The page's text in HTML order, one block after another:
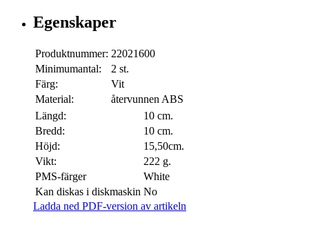
Egenskaper
Produktnummer: 22021600
Minimumantal:
2 st.
Färg:
Vit
Material:
återvunnen ABS
Längd:
10 cm.
Bredd:
10 cm.
Höjd:
15,50cm.
Vikt:
222 g.
PMS-färger
White
Kan diskas i diskmaskin No
Ladda ned PDF-version av artikeln